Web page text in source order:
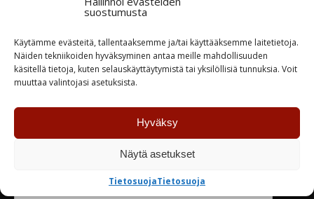
suostumusta
Käytämme evästeitä, tallentaaksemme ja/tai käyttääksemme laitetietoja.
Näiden tekniikoiden hyväksyminen antaa meille mahdollisuuden
käsitellä tietoja, kuten selauskäyttäytymistä tai yksilöllisiä tunnuksia. Voit
muuttaa valintojasi asetuksista.
Hyväksy
Näytä asetukset
TietosuojaTietosuoja
TUTUSTU
Kysy tuotteesta / ota yhteyttä